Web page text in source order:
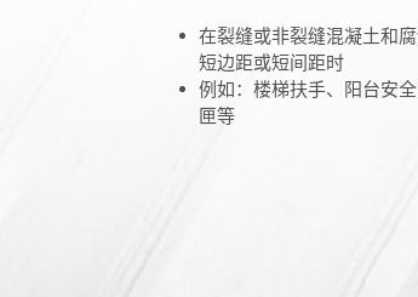
在裂缝或非裂缝混凝土和
短边距或短间距时
例如：楼梯扶手、阳台安
匣等